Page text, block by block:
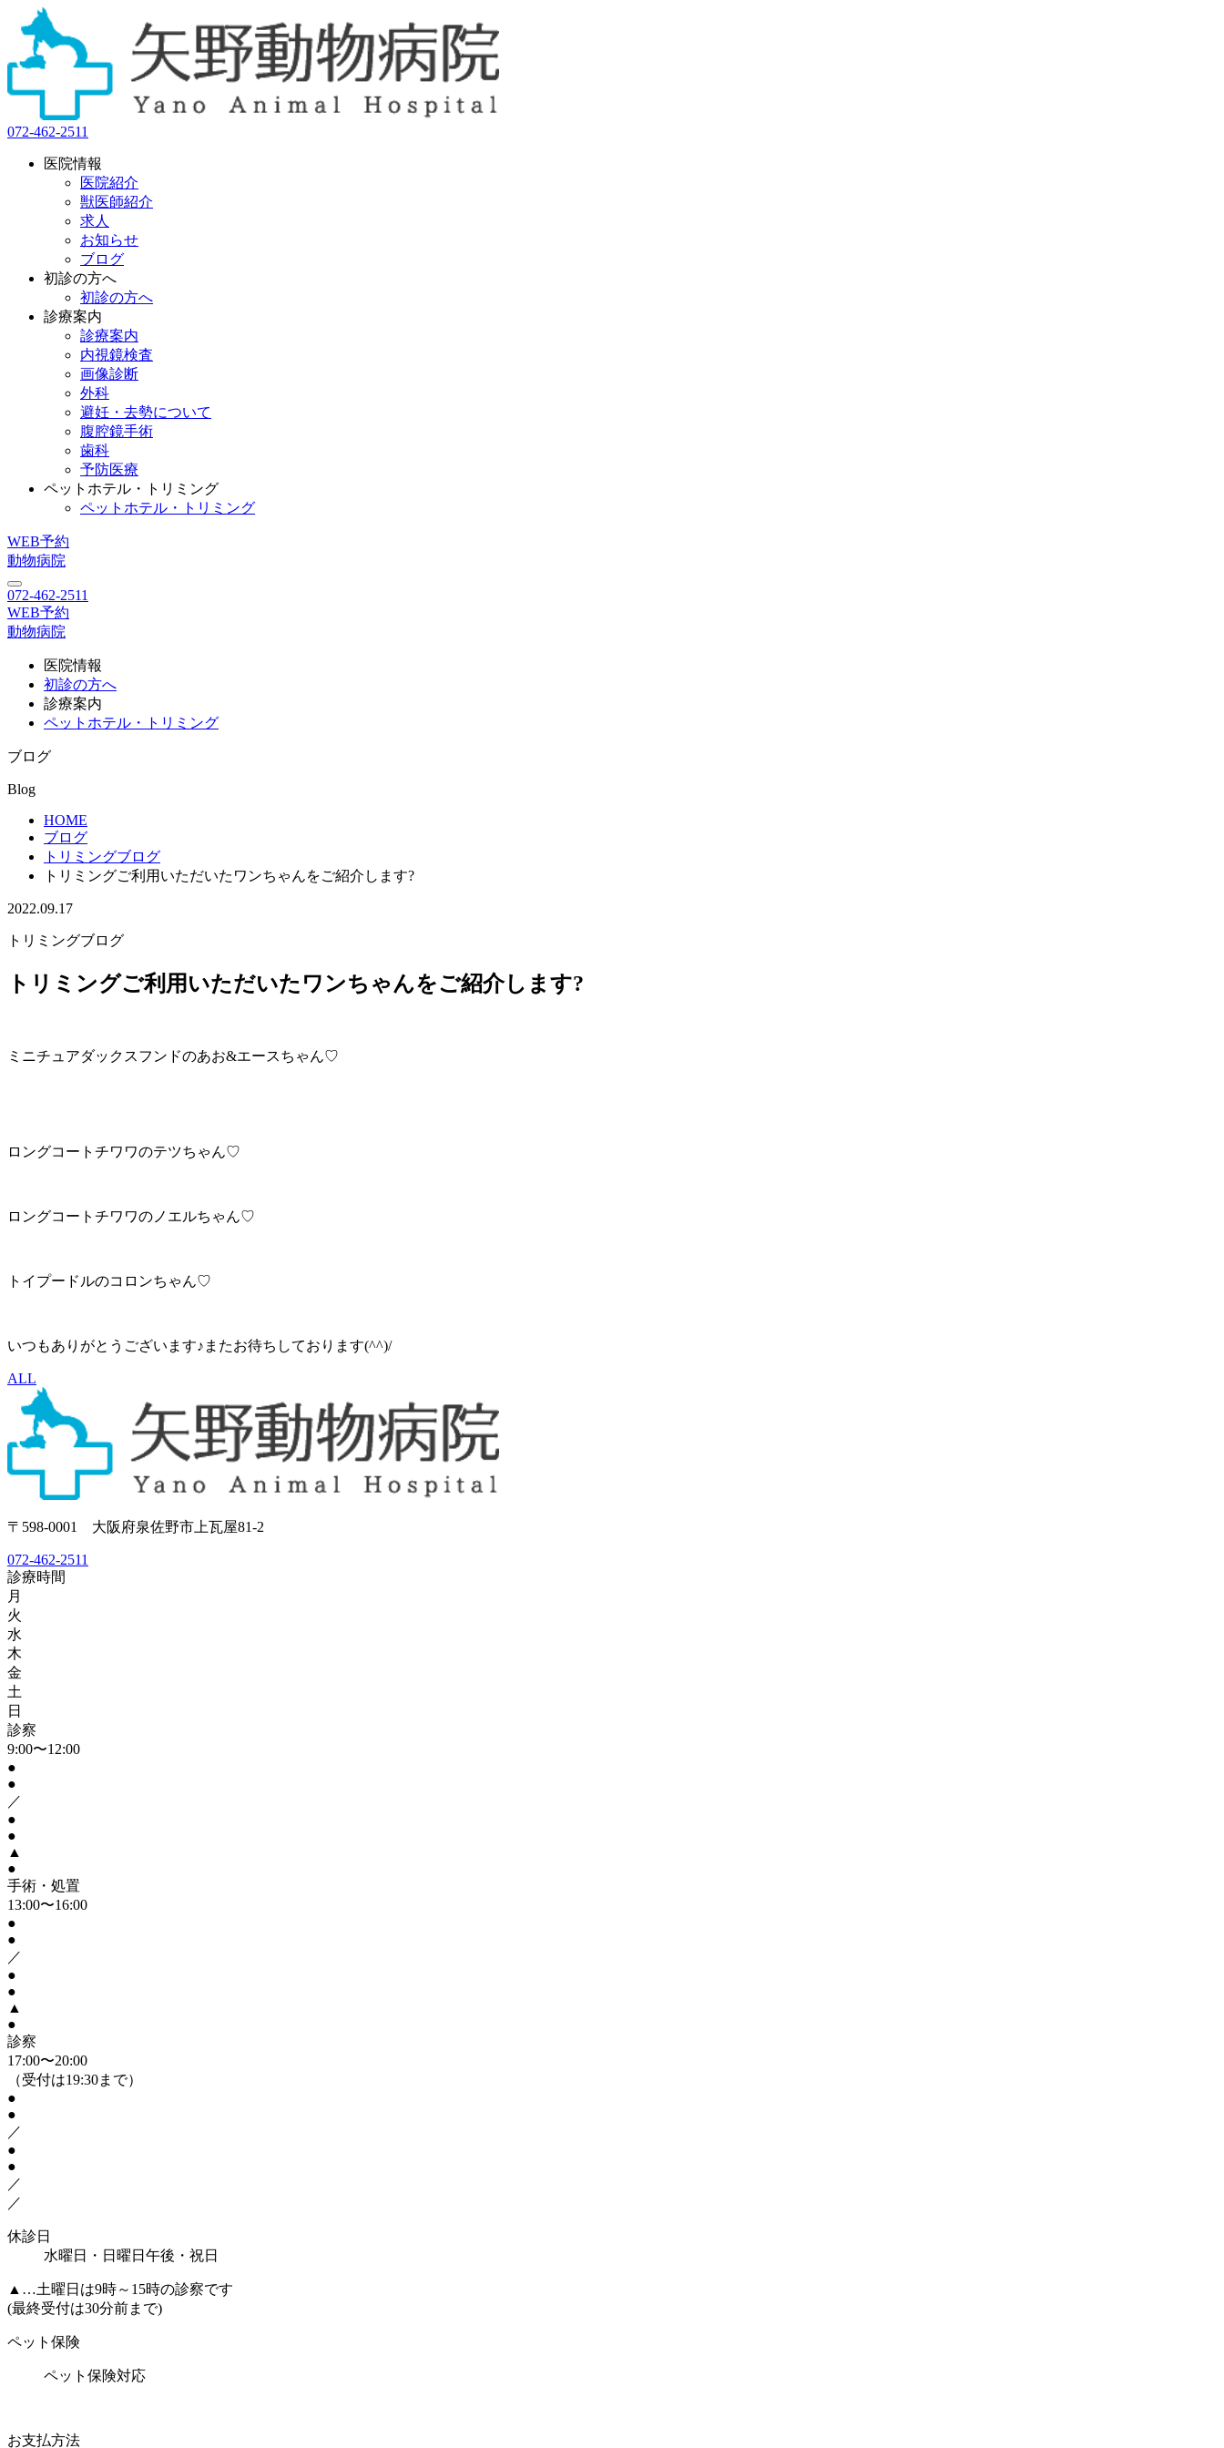
072-462-2511
医院情報
医院紹介
獣医師紹介
求人
お知らせ
ブログ
初診の方へ
初診の方へ
診療案内
診療案内
内視鏡検査
画像診断
外科
避妊・去勢について
腹腔鏡手術
歯科
予防医療
ペットホテル・トリミング
ペットホテル・トリミング
WEB予約
動物病院
072-462-2511
WEB予約
動物病院
医院情報
初診の方へ
診療案内
ペットホテル・トリミング
ブログ
Blog
HOME
ブログ
トリミングブログ
トリミングご利用いただいたワンちゃんをご紹介します?
2022.09.17
トリミングブログ
トリミングご利用いただいたワンちゃんをご紹介します?
ミニチュアダックスフンドのあお&エースちゃん♡
ロングコートチワワのテツちゃん♡
ロングコートチワワのノエルちゃん♡
トイプードルのコロンちゃん♡
いつもありがとうございます♪またお待ちしております(^^)/
ALL
〒598-0001 大阪府泉佐野市上瓦屋81-2
072-462-2511
診療時間
月
火
水
木
金
土
日
診察
9:00〜12:00
●
●
／
●
●
▲
●
手術・処置
13:00〜16:00
●
●
／
●
●
▲
●
診察
17:00〜20:00
（受付は19:30まで）
●
●
／
●
●
／
／
休診日
水曜日・日曜日午後・祝日
▲ …土曜日は9時～15時の診察です
(最終受付は30分前まで)
ペット保険
ペット保険対応
お支払方法